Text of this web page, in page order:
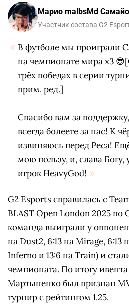
Марио malbsMd
Участник состава G2
В футболе мы проиграли
на чемпионате мира x3
трёх победах в серии
прим. ред.]
Спасибо вам за поддержку,
всегда болеете за нас! К
извиняюсь перед Peca!
мою пользу, и, слава Богу,
игрок HeavyGod!
G2 Esports справилась с
BLAST Open London 2025 по
команда выиграли у
на Dust2, 6:13 на Mirage, 6:13
Inferno и 13:6 на Train) и
чемпионата. По итогу
Мартыненко былпризнан
турнир с рейтингом 1.25.